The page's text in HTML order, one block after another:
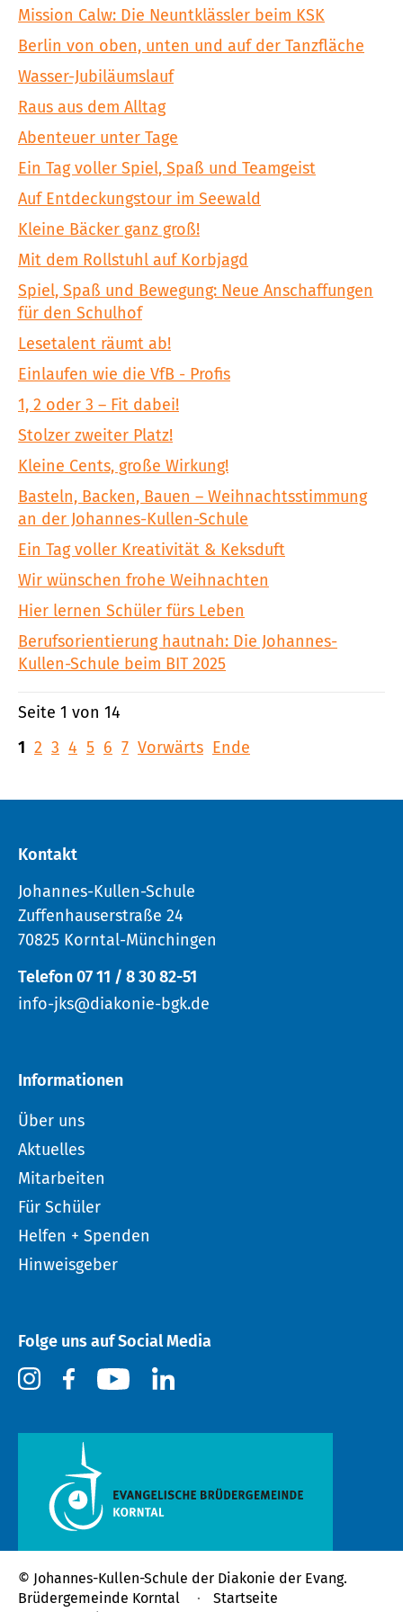
Mission Calw: Die Neuntklässler beim KSK
Berlin von oben, unten und auf der Tanzfläche
Wasser-Jubiläumslauf
Raus aus dem Alltag
Abenteuer unter Tage
Ein Tag voller Spiel, Spaß und Teamgeist
Auf Entdeckungstour im Seewald
Kleine Bäcker ganz groß!
Mit dem Rollstuhl auf Korbjagd
Spiel, Spaß und Bewegung: Neue Anschaffungen
für den Schulhof
Lesetalent räumt ab!
Einlaufen wie die VfB - Profis
1, 2 oder 3 – Fit dabei!
Stolzer zweiter Platz!
Kleine Cents, große Wirkung!
Basteln, Backen, Bauen – Weihnachtsstimmung
an der Johannes-Kullen-Schule
Ein Tag voller Kreativität & Keksduft
Wir wünschen frohe Weihnachten
Hier lernen Schüler fürs Leben
Berufsorientierung hautnah: Die Johannes-
Kullen-Schule beim BIT 2025
Seite 1 von 14
1 2 3 4 5 6 7 Vorwärts Ende
Kontakt
Johannes-Kullen-Schule
Zuffenhauserstraße 24
70825 Korntal-Münchingen
Telefon 07 11 / 8 30 82-51
info-jks@diakonie-bgk.de
Informationen
Über uns
Aktuelles
Mitarbeiten
Für Schüler
Helfen + Spenden
Hinweisgeber
Folge uns auf Social Media
© Johannes-Kullen-Schule der Diakonie der Evang.
Brüdergemeinde Korntal
Startseite